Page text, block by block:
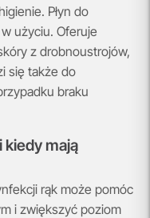
Płyn do
użyciu. Oferuje
z drobnoustrojów,
się także do
braku
kiedy mają
rąk może pomóc
i zwiększyć poziom